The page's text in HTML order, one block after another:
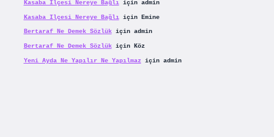
Kasaba Ilçesi Nereye Bağlıiçin admin
Kasaba Ilçesi Nereye Bağlıiçin Emine
Bertaraf Ne Demek Sözlükiçin admin
Bertaraf Ne Demek Sözlükiçin Köz
Yeni Ayda Ne Yapılır Ne Yapılmaziçin admin